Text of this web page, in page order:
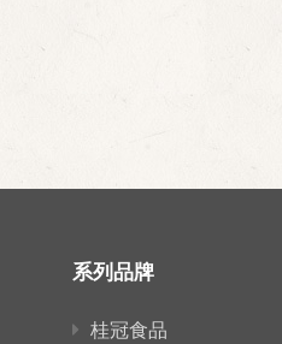
系列品牌
桂冠食品